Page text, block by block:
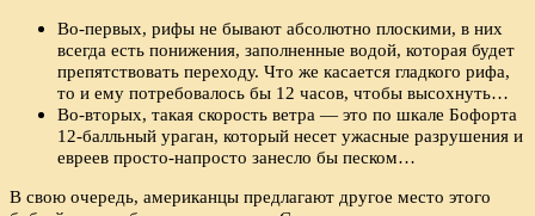
Во-первых, рифы не бывают абсолютно плоскими, в них
всегда есть понижения, заполненные водой, которая будет
препятствовать переходу. Что же касается гладкого рифа,
то и ему потребовалось бы 12 часов, чтобы высохнуть…
Во-вторых, такая скорость ветра — это по шкале Бофорта
12-балльный ураган, который несет ужасные разрушения и
евреев просто-напросто занесло бы песком…
В свою очередь, американцы предлагают другое место этого